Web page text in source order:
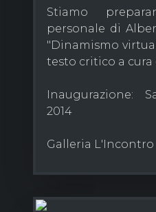
Stiamo
personale di
"Dinamismo
testo critico a cura
Inaugurazione:
2014
Galleria L'Incontro